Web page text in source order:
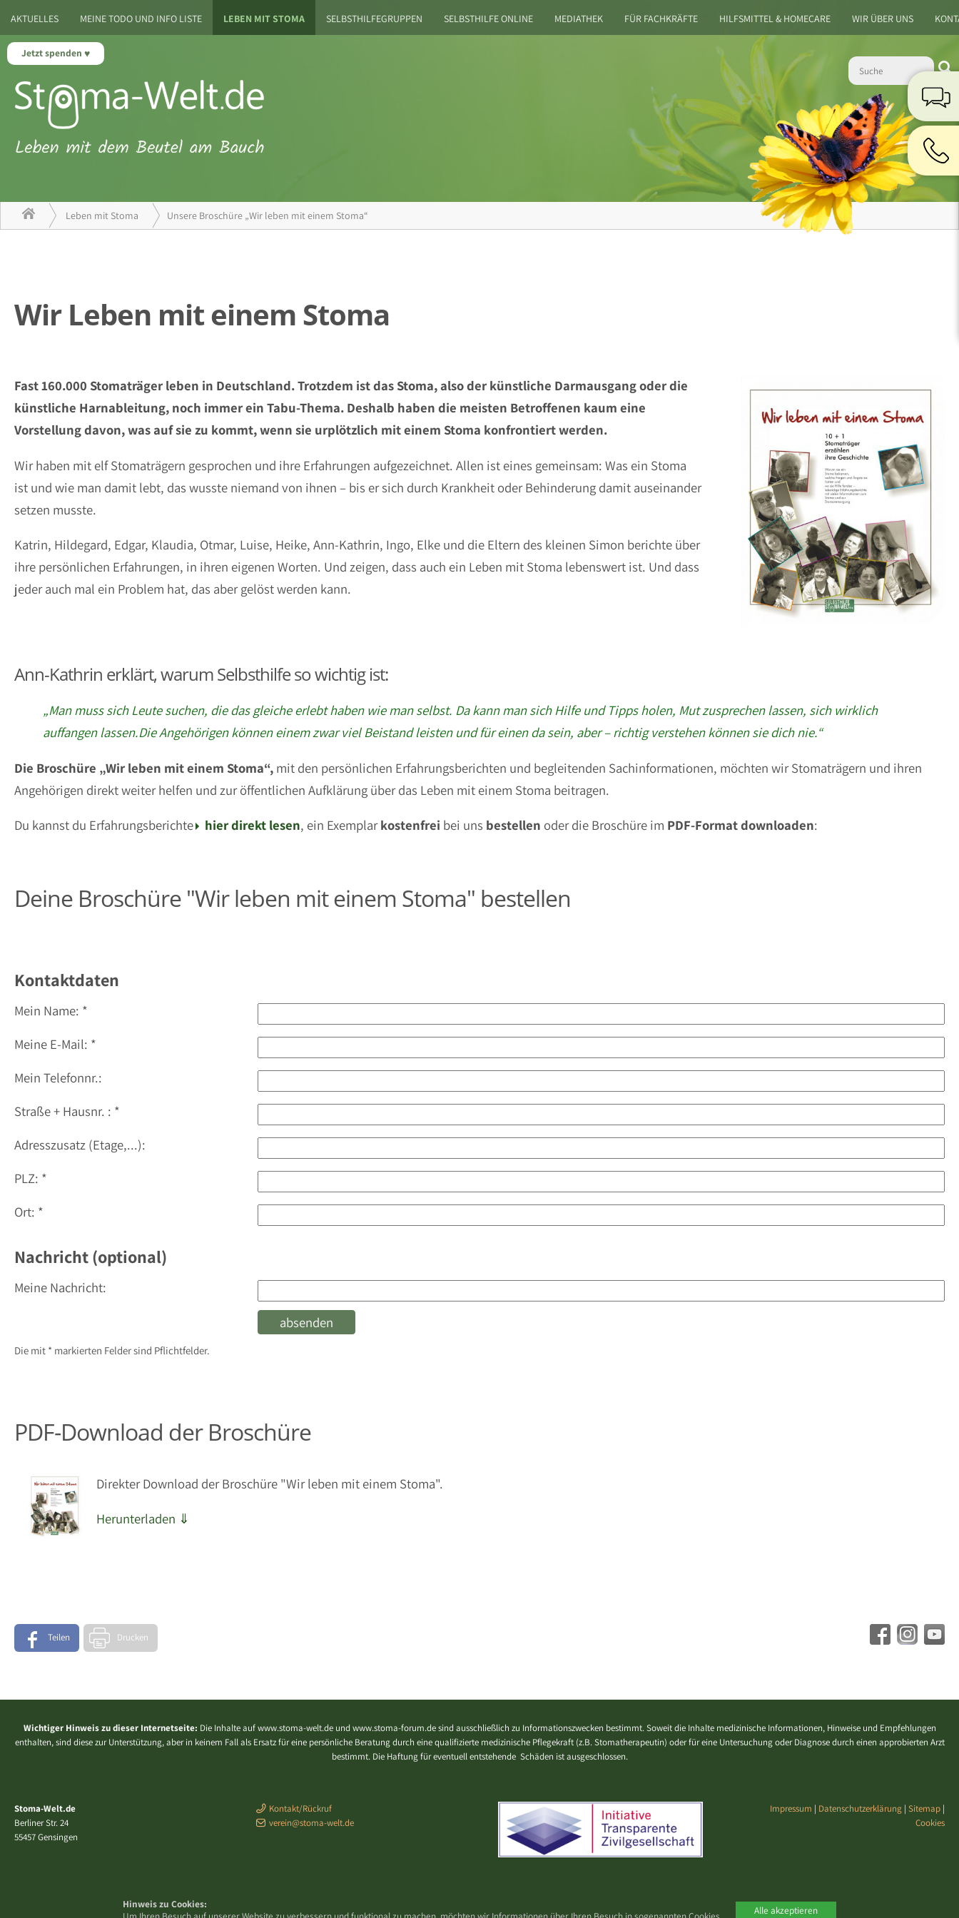
Alle akzeptieren
Hinweis zu Cookies:
Jetzt spenden
AKTUELLES MEINE TODO UND INFO LISTE LEBEN MIT STOMA SELBSTHILFEGRUPPEN SELBSTHILFE ONLINE MEDIATHEK FÜR FACHKRÄFTE HILFSMITTEL & HOMECARE WIR ÜBER UNS
Leben mit Stoma Unsere Broschüre „Wir leben mit einem Stoma“
Wir Leben mit einem Stoma
Fast 160.000 Stomaträger leben in Deutschland. Trotzdem ist das Stoma, also der künstliche Darmausgang oder die
künstliche Harnableitung, noch immer ein Tabu-Thema. Deshalb haben die meisten Betroffenen kaum eine
Vorstellung davon, was auf sie zu kommt, wenn sie urplötzlich mit einem Stoma konfrontiert werden.
Wir haben mit elf Stomaträgern gesprochen und ihre Erfahrungen aufgezeichnet. Allen ist eines gemeinsam: Was ein Stoma
ist und wie man damit lebt, das wusste niemand von ihnen – bis er sich durch Krankheit oder Behinderung damit auseinander
setzen musste.
Katrin, Hildegard, Edgar, Klaudia, Otmar, Luise, Heike, Ann-Kathrin, Ingo, Elke und die Eltern des kleinen Simon berichte über
ihre persönlichen Erfahrungen, in ihren eigenen Worten. Und zeigen, dass auch ein Leben mit Stoma lebenswert ist. Und dass
jeder auch mal ein Problem hat, das aber gelöst werden kann.
Ann-Kathrin erklärt, warum Selbsthilfe so wichtig ist:
„Man muss sich Leute suchen, die das gleiche erlebt haben wie man selbst. Da kann man sich Hilfe und Tipps holen, Mut zusprechen lassen, sich wirklich
auffangen lassen.Die Angehörigen können einem zwar viel Beistand leisten und für einen da sein, aber – richtig verstehen können sie dich nie.“
Die Broschüre „Wir leben mit einem Stoma“, mit den persönlichen Erfahrungsberichten und begleitenden Sachinformationen, möchten wir Stomaträgern und ihren
Angehörigen direkt weiter helfen und zur öffentlichen Aufklärung über das Leben mit einem Stoma beitragen.
Du kannst du Erfahrungsberichte hier direkt lesen, ein Exemplarkostenfrei bei uns bestellen oder die Broschüre im PDF-Format downloaden:
Deine Broschüre "Wir leben mit einem Stoma" bestellen
Kontaktdaten
Mein Name: *
Meine E-Mail: *
Mein Telefonnr.:
Straße + Hausnr. : *
Adresszusatz (Etage,...):
PLZ: *
Ort: *
Nachricht (optional)
Meine Nachricht:
Die mit * markierten Felder sind Pflichtfelder.
PDF-Download der Broschüre
Direkter Download der Broschüre "Wir leben mit einem Stoma".
Herunterladen ⇓
Teilen Drucken
Wichtiger Hinweis zu dieser Internetseite: Die Inhalte auf www.stoma-welt.de und www.stoma-forum.de sind ausschließlich zu Informationszwecken bestimmt. Soweit die Inhalte medizinische Informationen, Hinweise und Empfehlungen
enthalten, sind diese zur Unterstützung, aber in keinem Fall als Ersatz für eine persönliche Beratung durch eine qualifizierte medizinische Pflegekraft (z.B. Stomatherapeutin) oder für eine Untersuchung oder Diagnose durch einen approbierten Arzt
bestimmt. Die Haftung für eventuell entstehende Schäden ist ausgeschlossen.
Stoma-Welt.de
Berliner Str. 24
55457 Gensingen
Kontakt/Rückruf
verein@stoma-welt.de
Impressum | Datenschutzerklärung | Sitemap |
Cookies